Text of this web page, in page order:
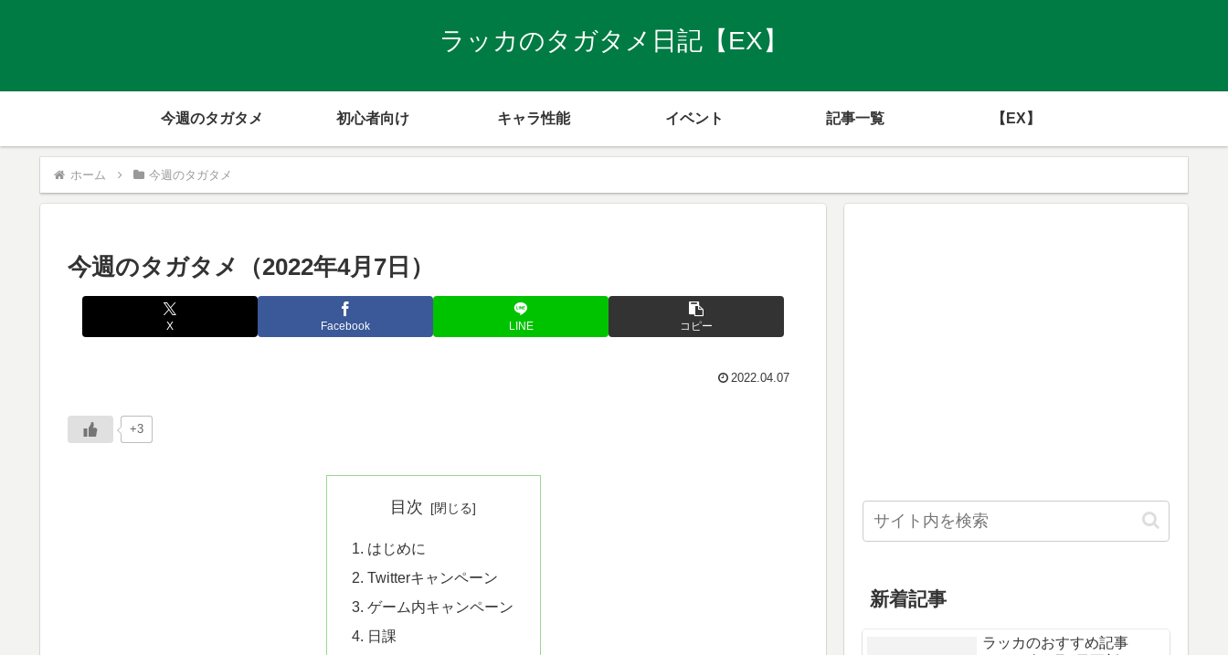
ラッカのタガタメ日記【EX】
今週のタガタメ 初心者向け キャラ性能 イベント 記事一覧 【EX】
ホーム 今週のタガタメ
今週のタガタメ（2022年4月7日）
X Facebook LINE コピー
2022.04.07
+3
目次
はじめに
Twitterキャンペーン
ゲーム内キャンペーン
日課
新着記事
ラッカのおすすめ記事